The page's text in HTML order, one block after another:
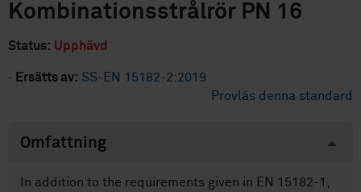
Kombinationsstrålrör PN 16
Status: Upphävd
· Ersätts av: SS-EN 15182-2:2019
Provläs denna standard
Omfattning
In addition to the requirements given in EN 15182-1,